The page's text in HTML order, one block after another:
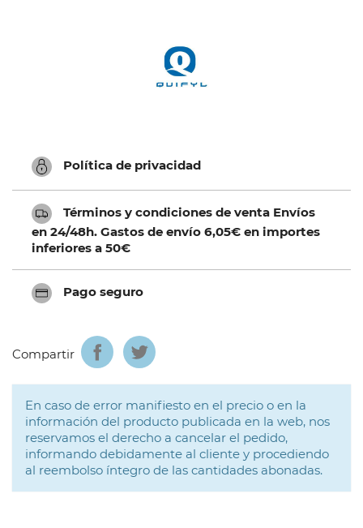
Política de privacidad
Términos y condiciones de venta Envíos
en 24/48h. Gastos de envío 6,05€ en importes
inferiores a 50€
Pago seguro
Compartir
En caso de error manifiesto en el precio o en la
información del producto publicada en la web, nos
reservamos el derecho a cancelar el pedido,
informando debidamente al cliente y procediendo
al reembolso íntegro de las cantidades abonadas.